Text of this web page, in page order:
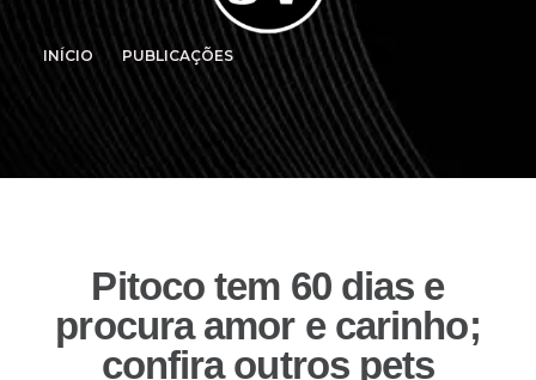
INÍCIO PUBLICAÇÕES
Pitoco tem 60 dias e
procura amor e carinho;
confira outros pets